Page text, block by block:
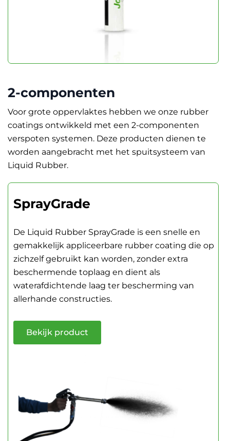
2-componenten
Voor grote oppervlaktes hebben we onze rubber
coatings ontwikkeld met een 2-componenten
verspoten systemen. Deze producten dienen te
worden aangebracht met het spuitsysteem van
Liquid Rubber.
SprayGrade
De Liquid Rubber SprayGrade is een snelle en
gemakkelijk appliceerbare rubber coating die op
zichzelf gebruikt kan worden, zonder extra
beschermende toplaag en dient als
waterafdichtende laag ter bescherming van
allerhande constructies.
Bekijk product